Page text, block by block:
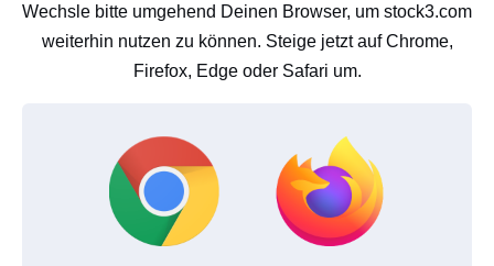
Wechsle bitte umgehend Deinen Browser, um stock3.com
weiterhin nutzen zu können. Steige jetzt auf Chrome,
Firefox, Edge oder Safari um.